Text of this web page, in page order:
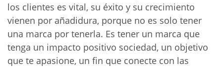
los clientes es vital, su éxito y su crecimiento
vienen por añadidura, porque no es solo tener
una marca por tenerla. Es tener un marca que
tenga un impacto positivo sociedad, un objetivo
que te apasione, un fin que conecte con las